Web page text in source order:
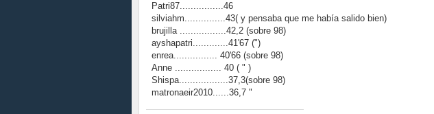
Patri87................46
silviahm...............43( y pensaba que me había salido bien)
brujilla .................42,2 (sobre 98)
ayshapatri.............41'67 (")
enrea................ 40'66 (sobre 98)
Anne ................. 40 ( " )
Shispa..................37,3(sobre 98)
matronaeir2010......36,7 "